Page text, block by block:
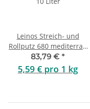
Leinos Streich- und
Rollputz 680 mediterran
10 Liter
83,79 € *
5,59 € pro 1 kg